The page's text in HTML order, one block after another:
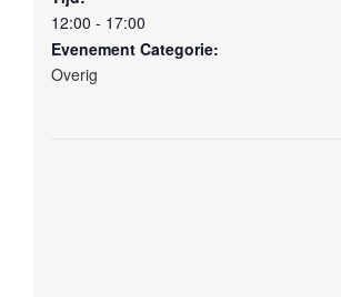
12:00 - 17:00
Evenement Categorie:
Overig